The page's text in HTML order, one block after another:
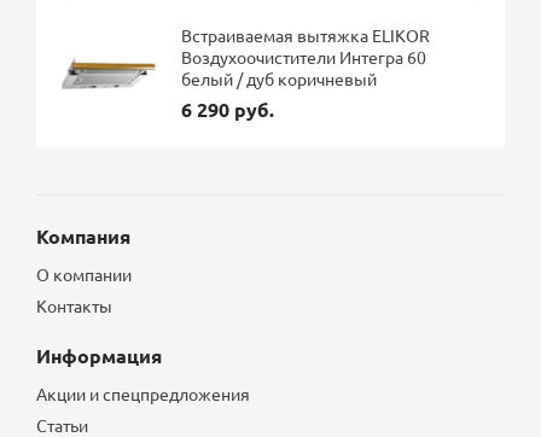
Встраиваемая вытяжка ELIKOR
Воздухоочистители Интегра 60
белый / дуб коричневый
6 290 руб.
Компания
О компании
Контакты
Информация
Акции и спецпредложения
Статьи